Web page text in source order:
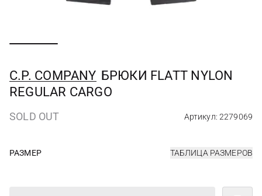
C.P. COMPANY БРЮКИ FLATT NYLON
REGULAR CARGO
SOLD OUT Артикул: 2279069
РАЗМЕР ТАБЛИЦА РАЗМЕРОВ